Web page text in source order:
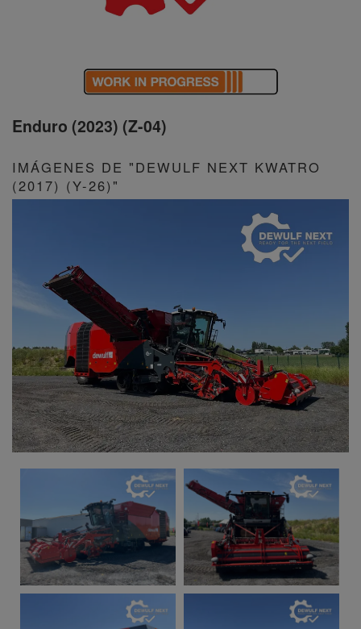
Enduro (2023) (Z-04)
IMÁGENES DE "DEWULF NEXT KWATRO
(2017) (Y-26)"